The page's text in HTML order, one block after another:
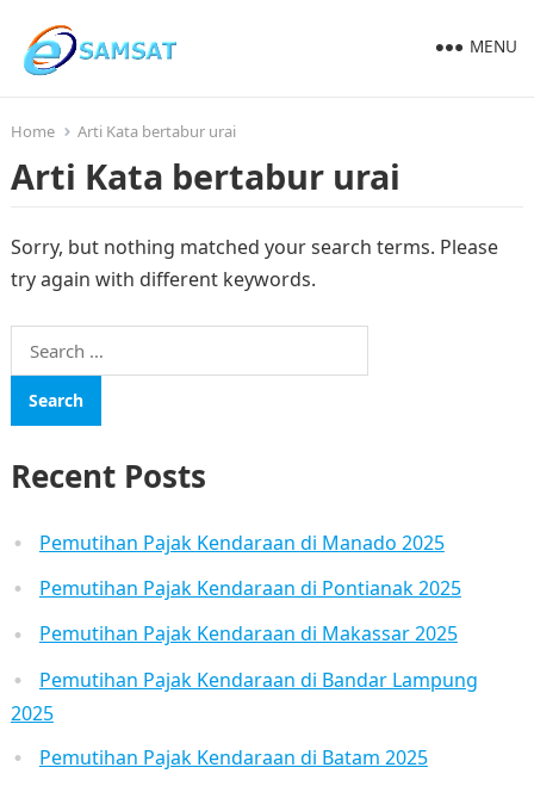
MENU
Home Arti Kata bertabur urai
Arti Kata bertabur urai
Sorry, but nothing matched your search terms. Please
try again with different keywords.
Search
for:
Recent Posts
Pemutihan Pajak Kendaraan di Manado 2025
Pemutihan Pajak Kendaraan di Pontianak 2025
Pemutihan Pajak Kendaraan di Makassar 2025
Pemutihan Pajak Kendaraan di Bandar Lampung
2025
Pemutihan Pajak Kendaraan di Batam 2025